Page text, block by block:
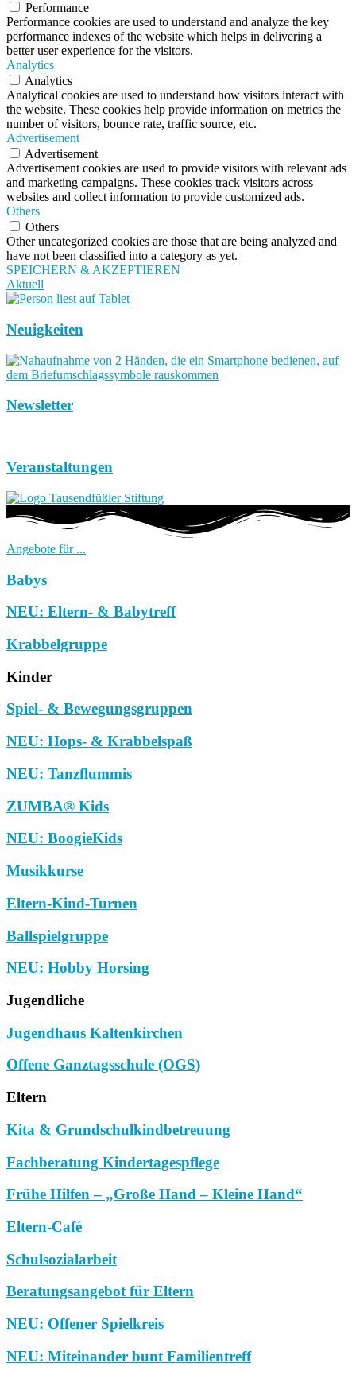
Performance
Performance cookies are used to understand and analyze the key
performance indexes of the website which helps in delivering a
better user experience for the visitors.
Analytics
Analytics
Analytical cookies are used to understand how visitors interact with
the website. These cookies help provide information on metrics the
number of visitors, bounce rate, traffic source, etc.
Advertisement
Advertisement
Advertisement cookies are used to provide visitors with relevant ads
and marketing campaigns. These cookies track visitors across
websites and collect information to provide customized ads.
Others
Others
Other uncategorized cookies are those that are being analyzed and
have not been classified into a category as yet.
SPEICHERN & AKZEPTIEREN
Aktuell
Neuigkeiten
Newsletter
Veranstaltungen
Angebote für ...
Babys
NEU: Eltern- & Babytreff
Krabbelgruppe
Kinder
Spiel- & Bewegungsgruppen
NEU: Hops- & Krabbelspaß
NEU: Tanzflummis
ZUMBA® Kids
NEU: BoogieKids
Musikkurse
Eltern-Kind-Turnen
Ballspielgruppe
NEU: Hobby Horsing
Jugendliche
Jugendhaus Kaltenkirchen
Offene Ganztagsschule (OGS)
Eltern
Kita & Grundschulkindbetreuung
Fachberatung Kindertagespflege
Frühe Hilfen – „Große Hand – Kleine Hand“
Eltern-Café
Schulsozialarbeit
Beratungsangebot für Eltern
NEU: Offener Spielkreis
NEU: Miteinander bunt Familientreff